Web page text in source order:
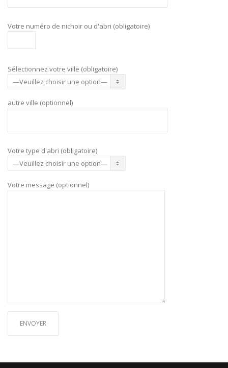
Votre numéro de nichoir ou d'abri (obligatoire)
Sélectionnez votre ville (obligatoire)
autre ville (optionnel)
Votre type d'abri (obligatoire)
Votre message (optionnel)